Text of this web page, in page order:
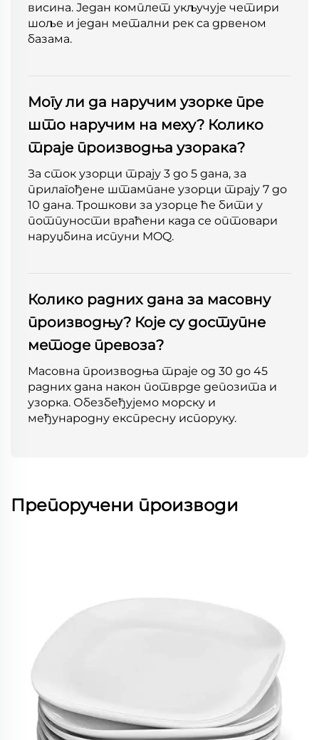
висина. Један комплет укључује четири
шоље и један метални рек са дрвеном
базама.
Могу ли да наручим узорке пре
што наручим на меху? Колико
траје производња узорака?
За сток узорци трају 3 до 5 дана, за
прилагођене штампане узорци трају 7 до
10 дана. Трошкови за узорце ће бити у
потпуности враћени када се оптовари
наруџбина испуни MOQ.
Колико радних дана за масовну
производњу? Које су доступне
методе превоза?
Масовна производња траје од 30 до 45
радних дана након потврде депозита и
узорка. Обезбеђујемо морску и
међународну експресну испоруку.
Препоручени производи